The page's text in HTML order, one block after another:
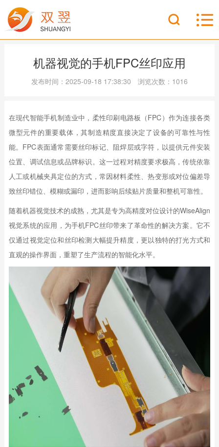
机器视觉的手机FPC丝印应用
发布时间：2025-09-18 17:38:30 浏览次数：1016
在现代智能手机制造业中，柔性印刷电路板（FPC）作为连接各类
微型元件的重要载体，其制造精度直接决定了设备的可靠性与性
能。FPC表面通常需要丝印标记、阻焊层或字符，以提供元件安装
位置、调试信息或品牌标识。这一过程对精度要求极高，传统依靠
人工或机械夹具定位的方式，常因材料柔性、热变形或对位偏差导
致丝印错位、模糊或漏印，进而影响后续贴片质量和整机可靠性。
随着机器视觉技术的成熟，尤其是专为高精度对位设计的WiseAlign
视觉系统的应用，为手机FPC丝印带来了革命性的解决方案。它不
仅通过视觉定位和丝印检测大幅提升精度，更以独特的打光方式和
直观的操作界面，重塑了生产流程的智能化水平。